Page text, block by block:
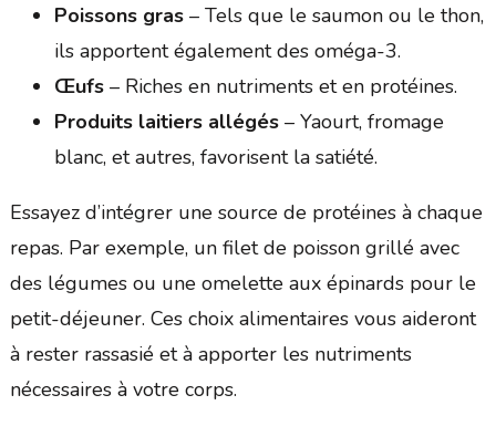
Poissons gras– Tels que le saumon ou le thon,
ils apportent également des oméga-3.
Œufs– Riches en nutriments et en protéines.
Produits laitiers allégés– Yaourt, fromage
blanc, et autres, favorisent la satiété.
Essayez d’intégrer une source de protéines à chaque
repas. Par exemple, un filet de poisson grillé avec
des légumes ou une omelette aux épinards pour le
petit-déjeuner. Ces choix alimentaires vous aideront
à rester rassasié et à apporter les nutriments
nécessaires à votre corps.